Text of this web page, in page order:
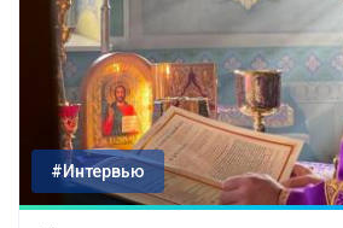
#Интервью